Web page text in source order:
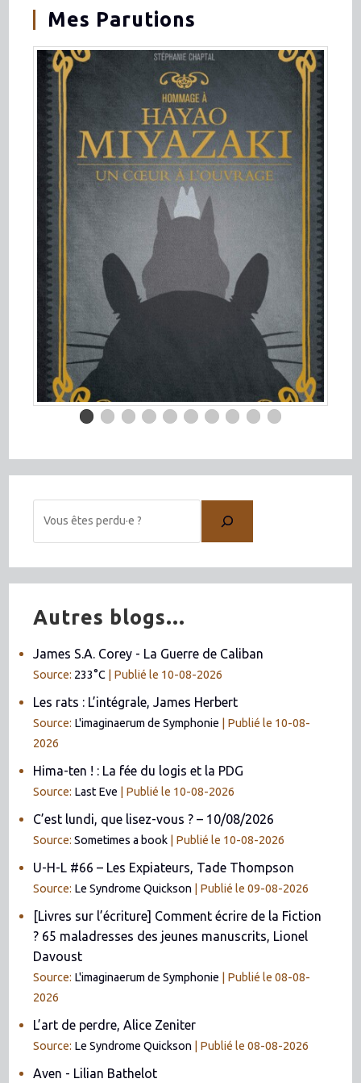
Mes Parutions
Autres blogs...
James S.A. Corey - La Guerre de Caliban
Source: 233°C Publié le 10-08-2026
Les rats : L’intégrale, James Herbert
Source: L'imaginaerum de Symphonie
Publié le 10-08-
2026
Hima-ten ! : La fée du logis et la PDG
Source: Last Eve Publié le 10-08-2026
C’est lundi, que lisez-vous ? – 10/08/2026
Source:Sometimes a book Publié le 10-08-2026
U-H-L #66 – Les Expiateurs, Tade Thompson
Source: Le Syndrome Quickson Publié le 09-08-2026
[Livres sur l’écriture] Comment écrire de la Fiction
? 65 maladresses des jeunes manuscrits, Lionel
Davoust
Source: L'imaginaerum de Symphonie
Publié le 08-08-
2026
L’art de perdre, Alice Zeniter
Source: Le Syndrome Quickson Publié le 08-08-2026
Aven - Lilian Bathelot